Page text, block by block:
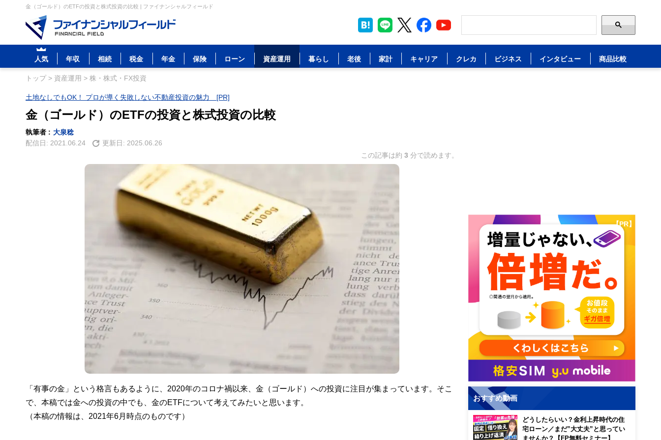
金（ゴールド）のETFの投資と株式投資の比較 | ファイナンシャルフィールド
人気 年収 相続 税金 年金 保険 ローン 資産運用 暮らし 老後 家計 キャリア クレカ ビジネス インタビュー 商品比較
トップ> 資産運用 > 株・株式・FX投資
土地なしでもOK！ プロが導く失敗しない不動産投資の魅力 [PR]
金（ゴールド）のETFの投資と株式投資の比較
執筆者 : 大泉稔
配信日: 2021.06.24 更新日: 2025.06.26
この記事は約 3 分で読めます。
「有事の金」という格言もあるように、2020年のコロナ禍以来、金（ゴールド）への投資に注目が集まっています。そこ
で、本稿では金への投資の中でも、金のETFについて考えてみたいと思います。
（本稿の情報は、2021年6月時点のものです）
【PR】
おすすめ動画
どうしたらいい？金利上昇時代の住
宅ローン／まだ”大丈夫”と思ってい
ませんか？【FP無料セミナー】